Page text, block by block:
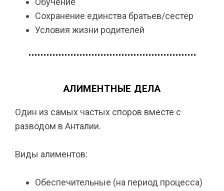
Сохранение единства братьев/сестёр
Условия жизни родителей
АЛИМЕНТНЫЕ ДЕЛА
Один из самых частых споров вместе с
разводом в Анталии.
Виды алиментов:
Обеспечительные (на период процесса)